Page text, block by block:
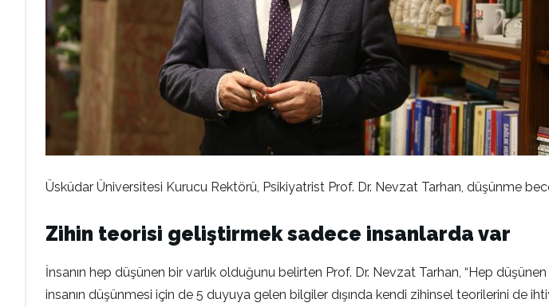
Üsküdar Üniversitesi Kurucu Rektörü, Psikiyatrist Prof. Dr. Nevzat Tarhan, düşünme
Zihin teorisi geliştirmek sadece insanlarda var
İnsanın hep düşünen bir varlık olduğunu belirten Prof. Dr. Nevzat Tarhan, “Hep
insanın düşünmesi için de 5 duyuya gelen bilgiler dışında kendi zihinsel teorilerini de